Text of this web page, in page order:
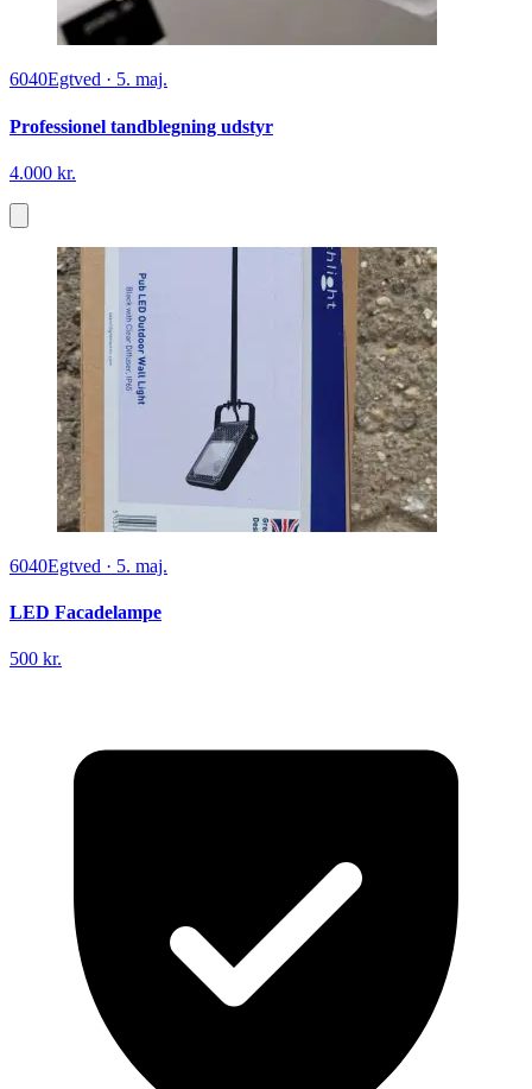
6040Egtved · 5. maj.
Professionel tandblegning udstyr
4.000 kr.
6040Egtved · 5. maj.
LED Facadelampe
500 kr.